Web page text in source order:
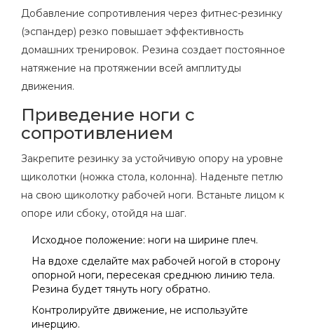
Добавление сопротивления через фитнес-резинку
(эспандер) резко повышает эффективность
домашних тренировок. Резина создает постоянное
натяжение на протяжении всей амплитуды
движения.
Приведение ноги с
сопротивлением
Закрепите резинку за устойчивую опору на уровне
щиколотки (ножка стола, колонна). Наденьте петлю
на свою щиколотку рабочей ноги. Встаньте лицом к
опоре или сбоку, отойдя на шаг.
Исходное положение: ноги на ширине плеч.
На вдохе сделайте мах рабочей ногой в сторону
опорной ноги, пересекая среднюю линию тела.
Резина будет тянуть ногу обратно.
Контролируйте движение, не используйте
инерцию.